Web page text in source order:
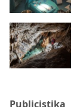
Publicistika